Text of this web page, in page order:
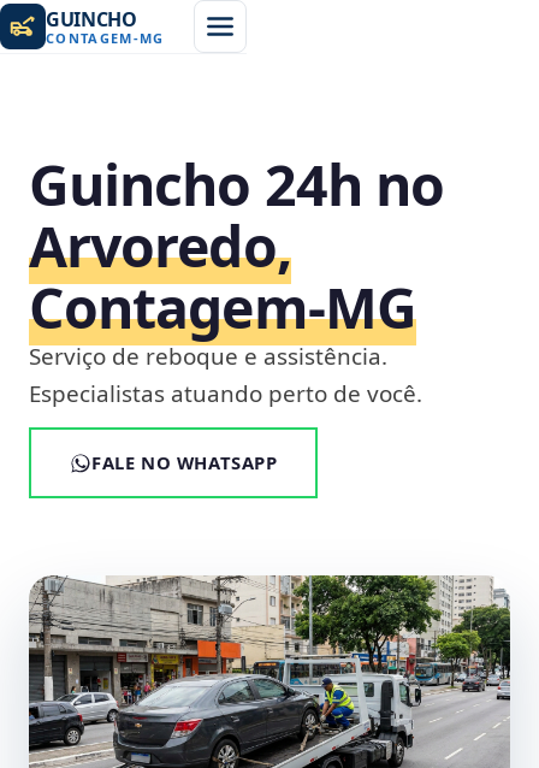
GUINCHO
CONTAGEM-MG
Guincho 24h no
Arvoredo,
Contagem‑MG
Serviço de reboque e assistência.
Especialistas atuando perto de você.
FALE NO WHATSAPP